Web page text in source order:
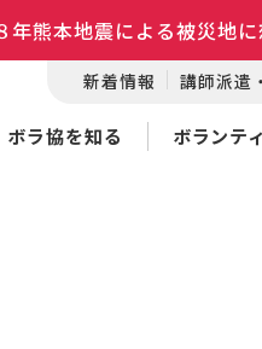
熊本地震による被災地
新着情報 講師派遣
ボラ協を知る ボランテ